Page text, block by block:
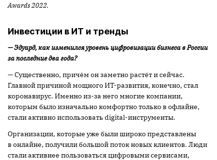
Awards 2022.
Инвестиции в ИТ и тренды
— Эдуард, как изменился уровень цифровизации бизнеса в России
за последние два года?
— Существенно, причём он заметно растёт и сейчас.
Главной причиной мощного ИТ-развития, конечно, стал
коронавирус. Именно из-за него многие компании,
которым было изначально комфортно только в офлайне,
стали активно использовать digital-инструменты.
Организации, которые уже были широко представлены
в онлайне, получили большой поток новых клиентов. Люди
стали активнее пользоваться цифровыми сервисами,